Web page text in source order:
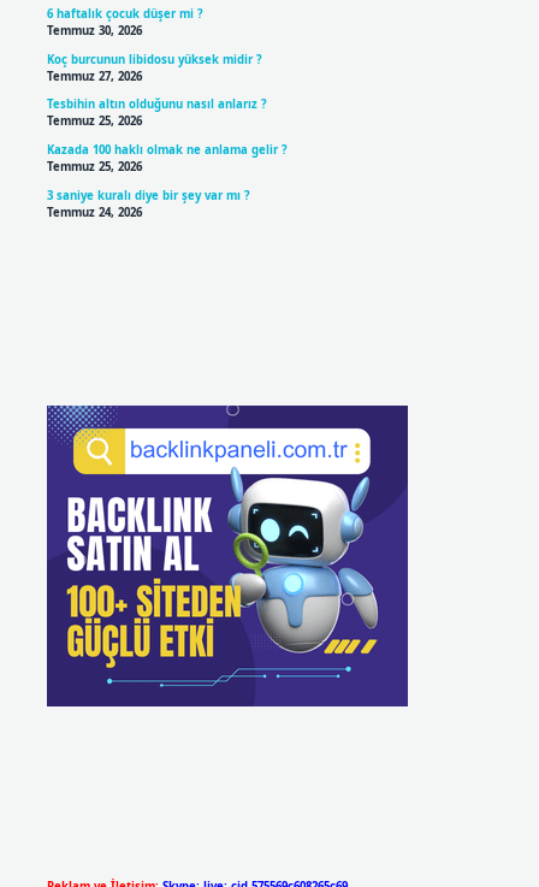
6 haftalık çocuk düşer mi ?
Temmuz 30, 2026
Koç burcunun libidosu yüksek midir ?
Temmuz 27, 2026
Tesbihin altın olduğunu nasıl anlarız ?
Temmuz 25, 2026
Kazada 100 haklı olmak ne anlama gelir ?
Temmuz 25, 2026
3 saniye kuralı diye bir şey var mı ?
Temmuz 24, 2026